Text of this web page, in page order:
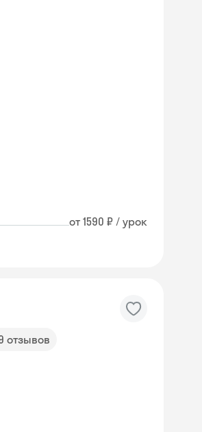
от 1590 ₽ / урок
отзывов